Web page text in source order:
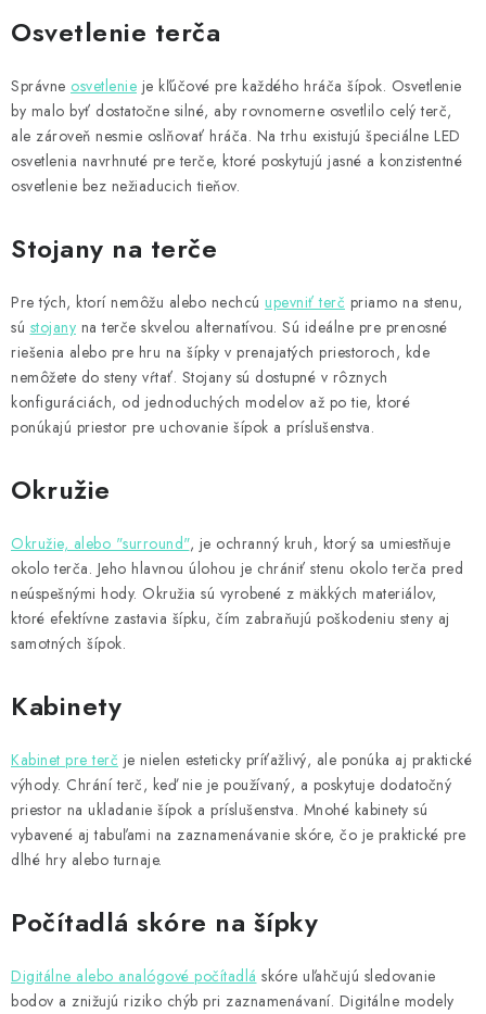
Osvetlenie terča
Správne osvetlenie je kľúčové pre každého hráča šípok. Osvetlenie
by malo byť dostatočne silné, aby rovnomerne osvetlilo celý terč,
ale zároveň nesmie oslňovať hráča. Na trhu existujú špeciálne LED
osvetlenia navrhnuté pre terče, ktoré poskytujú jasné a konzistentné
osvetlenie bez nežiaducich tieňov.
Stojany na terče
Pre tých, ktorí nemôžu alebo nechcú upevniť terč priamo na stenu,
sú stojany na terče skvelou alternatívou. Sú ideálne pre prenosné
riešenia alebo pre hru na šípky v prenajatých priestoroch, kde
nemôžete do steny vŕtať. Stojany sú dostupné v rôznych
konfiguráciách, od jednoduchých modelov až po tie, ktoré
ponúkajú priestor pre uchovanie šípok a príslušenstva.
Okružie
Okružie, alebo "surround", je ochranný kruh, ktorý sa umiestňuje
okolo terča. Jeho hlavnou úlohou je chrániť stenu okolo terča pred
neúspešnými hody. Okružia sú vyrobené z mäkkých materiálov,
ktoré efektívne zastavia šípku, čím zabraňujú poškodeniu steny aj
samotných šípok.
Kabinety
Kabinet pre terč je nielen esteticky príťažlivý, ale ponúka aj praktické
výhody. Chrání terč, keď nie je používaný, a poskytuje dodatočný
priestor na ukladanie šípok a príslušenstva. Mnohé kabinety sú
vybavené aj tabuľami na zaznamenávanie skóre, čo je praktické pre
dlhé hry alebo turnaje.
Počítadlá skóre na šípky
Digitálne alebo analógové počítadlá skóre uľahčujú sledovanie
bodov a znižujú riziko chýb pri zaznamenávaní. Digitálne modely